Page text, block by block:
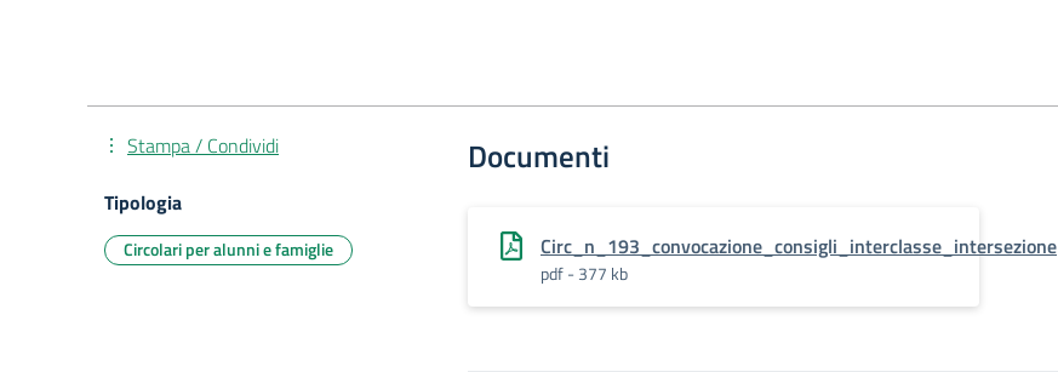
Documenti
Circ_n_193_convocazione_consigli_interclasse_intersezione
pdf - 377 kb
Stampa / Condividi
Tipologia
Circolari per alunni e famiglie